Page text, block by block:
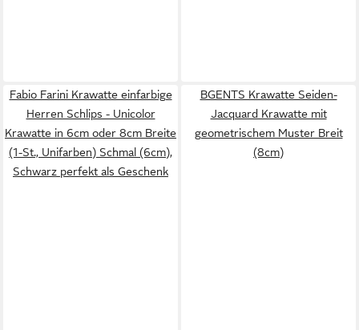
Fabio Farini Krawatte einfarbige
Herren Schlips - Unicolor
Krawatte in 6cm oder 8cm Breite
(1-St., Unifarben) Schmal (6cm),
Schwarz perfekt als Geschenk
BGENTS Krawatte Seiden-
Jacquard Krawatte mit
geometrischem Muster Breit
(8cm)